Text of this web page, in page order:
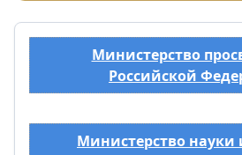
Министерство
Российской
Министерство